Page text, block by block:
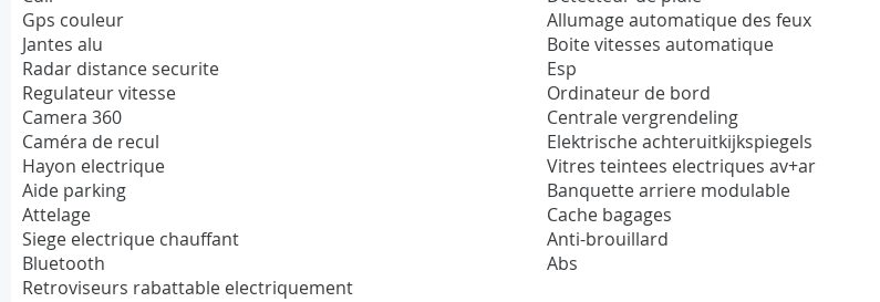
Gps couleur
Jantes alu
Radar distance securite
Regulateur vitesse
Camera 360
Caméra de recul
Hayon electrique
Aide parking
Attelage
Siege electrique chauffant
Bluetooth
Retroviseurs rabattable electriquement
Allumage automatique des feux
Boite vitesses automatique
Esp
Ordinateur de bord
Centrale vergrendeling
Elektrische achteruitkijkspiegels
Vitres teintees electriques av+ar
Banquette arriere modulable
Cache bagages
Anti-brouillard
Abs